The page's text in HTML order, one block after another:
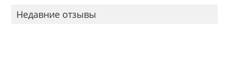
Недавние отзывы